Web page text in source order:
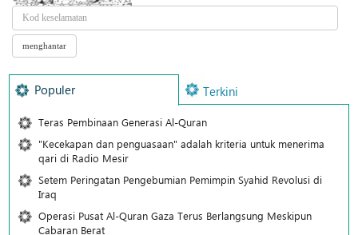
Populer Terkini
Teras Pembinaan Generasi Al-Quran
"Kecekapan dan penguasaan" adalah kriteria untuk menerima
qari di Radio Mesir
Setem Peringatan Pengebumian Pemimpin Syahid Revolusi di
Iraq
Operasi Pusat Al-Quran Gaza Terus Berlangsung Meskipun
Cabaran Berat